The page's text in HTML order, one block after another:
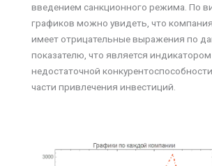
введением санкционного режима. По
графиков можно увидеть, что
имеет отрицательные выражения по
показателю, что является
недостаточной
части привлечения инвестиций.